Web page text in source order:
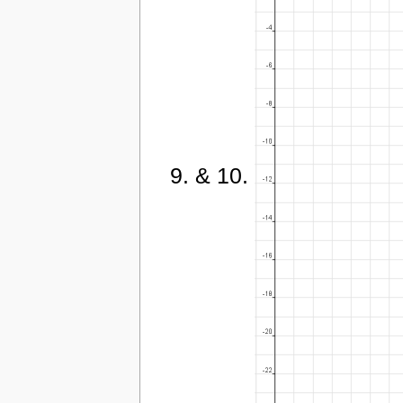
9. & 10.